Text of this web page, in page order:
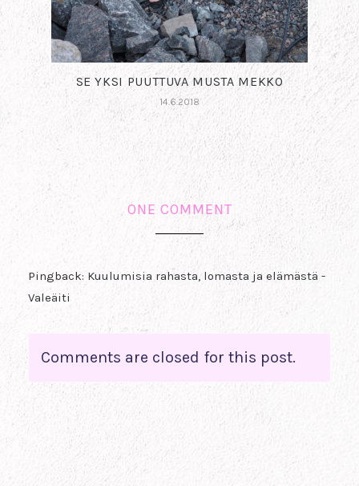
SE YKSI PUUTTUVA MUSTA MEKKO
14.6.2018
ONE COMMENT
Pingback: Kuulumisia rahasta, lomasta ja elämästä -
Valeäiti
Comments are closed for this post.